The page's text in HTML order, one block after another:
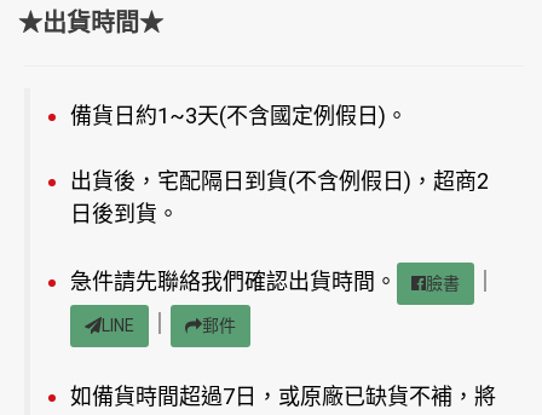
★出貨時間★
備貨日約1~3天(不含國定例假日)。
出貨後，宅配隔日到貨(不含例假日)，超商2
日後到貨。
急件請先聯絡我們確認出貨時間。 臉書
LINE 郵件
如備貨時間超過7日，或原廠已缺貨不補，將